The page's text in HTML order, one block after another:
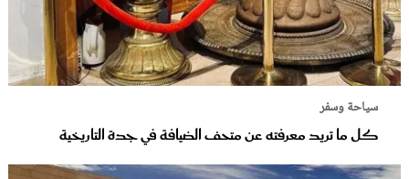
سياحة وسفر
كل ما تريد معرفته عن متحف الضيافة في جدة التاريخية